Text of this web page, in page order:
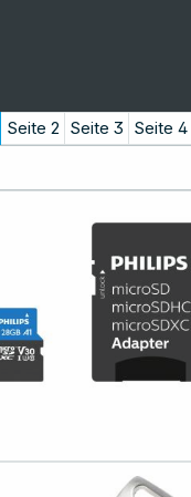
Seite 2 Seite 3 Seite 4
10 UHS-I U3